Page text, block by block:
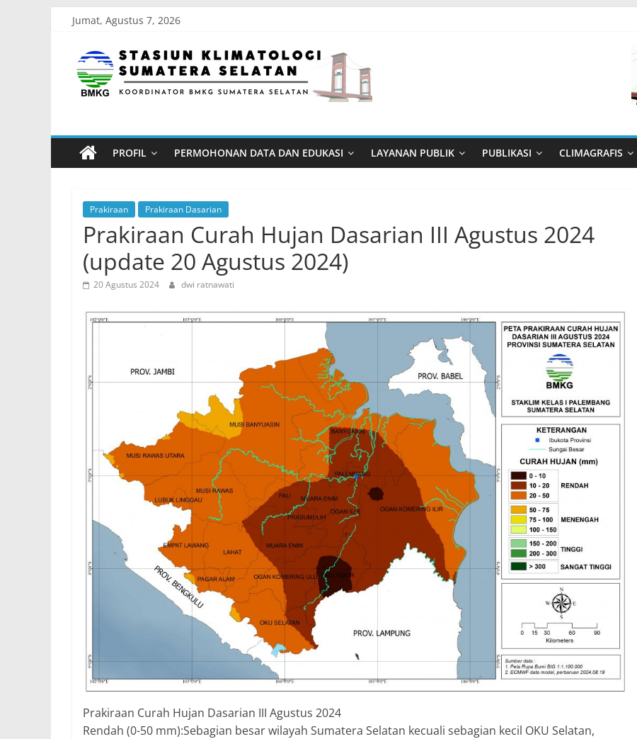
content
Jumat, Agustus 7, 2026
Stasiun
Klimatologi
Sumatera
Selatan
Koordinator
BMKG
Sumatera
Selatan
PROFIL PERMOHONAN DATA DAN EDUKASI LAYANAN PUBLIK PUBLIKASI CLIMAGRAFIS
Prakiraan Prakiraan Dasarian
Prakiraan Curah Hujan Dasarian III Agustus 2024
(update 20 Agustus 2024)
20 Agustus 2024 dwi ratnawati
Prakiraan Curah Hujan Dasarian III Agustus 2024
Rendah (0-50 mm):Sebagian besar wilayah Sumatera Selatan kecuali sebagian kecil OKU Selatan,